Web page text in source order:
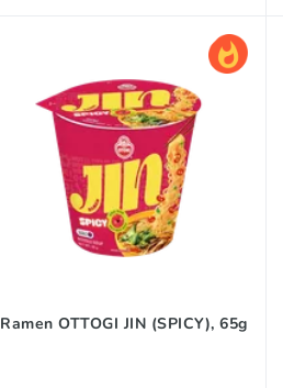
Ramen OTTOGI JIN (SPICY), 65g